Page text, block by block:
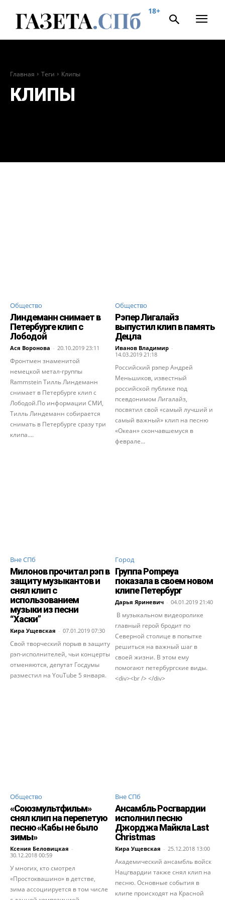
18+
Главная Теги Клипы
КЛИПЫ
Общество
Линдеманн снимает в
Петербурге клип с
Лободой
Ася Воронова - 20.10.2019 23:11
Фронтмен знаменитой
немецкой метал-группы
Rammstein Тилль Линдеманн
снимает в Петербурге клип с
Лободой.По информации СМИ,
Тилль Линдеманн собирается
снимать в Петербурге сразу три
клипа....
Общество
Рэпер Лигалайз
выпустил клип в память
Децла
Иванов Владимир -
14.03.2019 21:18
Российский рэпер Андрей
Меньшиков, известный
российской публике под
псевдонимом Лигалайз,
посвятил свой «самый лучший и
самый важный» клип на песню
«Океан» скончавшемуся в
феврале...
Вне СПб
Милонов прочитал рэп в
защиту музыкантов и
снял клип с
использованием
музыки из песни
“Хаски”
Кира Ущевская - 07.01.2019 07:30
Свой творческий порыв в защиту
рэп-исполнителей, чьи концерты
отменяются, депутат Госдумы
разместил на YouTube 5 января.
Город
Группа Pompeya
показала в своем новом
клипе Петербург
Дарья Яриневич - 04.01.2019 21:40
В музыкальном видеоролике
главный герой бродит по
Северной столице в попытке
решиться на важный шаг в
своей жизни. В этом ему
помогают петербургские виды.
<div><br /> </div>
Общество
«Союзмультфильм»
снял клип на перепетую
песню «Кабы не было
зимы»
Ксения Беловицкая -
30.12.2018 00:59
У многих, кто смотрел
«Простоквашино» в детстве,
зима ассоциируется в том числе
Вне СПб
Ансамбль Росгвардии
исполнил песню
Джорджа Майкла Last
Christmas
Кира Ущевская - 25.12.2018 13:00
Академический ансамбль войск
Нацгвардии также снял клип на
песню. Основные события в
клипе происходят на Красной